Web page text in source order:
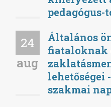
pedagógus-
24
aug
Általános
fiataloknak
lehetőségei
szakmai